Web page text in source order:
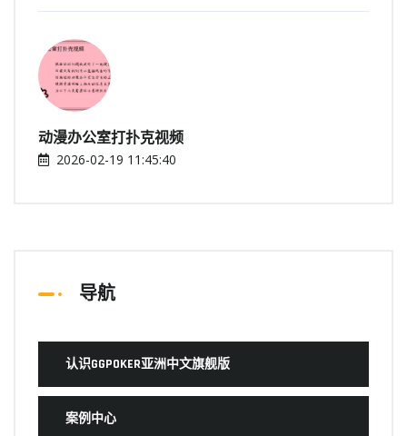
动漫办公室打扑克视频
2026-02-19 11:45:40
导航
认识GGPOKER亚洲中文旗舰版
案例中心